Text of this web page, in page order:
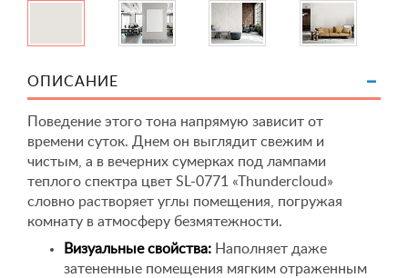
ОПИСАНИЕ
Поведение этого тона напрямую зависит от
времени суток. Днем он выглядит свежим и
чистым, а в вечерних сумерках под лампами
теплого спектра цвет SL-0771 «Thundercloud»
словно растворяет углы помещения, погружая
комнату в атмосферу безмятежности.
Визуальные свойства: Наполняет даже
затененные помещения мягким отраженным